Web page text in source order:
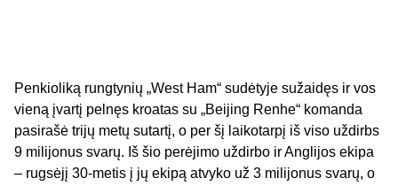
Penkioliką rungtynių „West Ham“ sudėtyje sužaidęs ir vos
vieną įvartį pelnęs kroatas su „Beijing Renhe“ komanda
pasirašė trijų metų sutartį, o per šį laikotarpį iš viso uždirbs
9 milijonus svarų. Iš šio perėjimo uždirbo ir Anglijos ekipa
– rugsėjį 30-metis į jų ekipą atvyko už 3 milijonus svarų, o